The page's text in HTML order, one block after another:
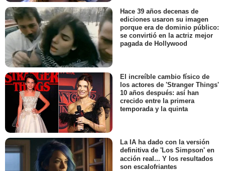
Hace 39 años decenas de
ediciones usaron su imagen
porque era de dominio público:
se convirtió en la actriz mejor
pagada de Hollywood
El increíble cambio físico de
los actores de 'Stranger Things'
10 años después: así han
crecido entre la primera
temporada y la quinta
La IA ha dado con la versión
definitiva de 'Los Simpson' en
acción real... Y los resultados
son escalofriantes